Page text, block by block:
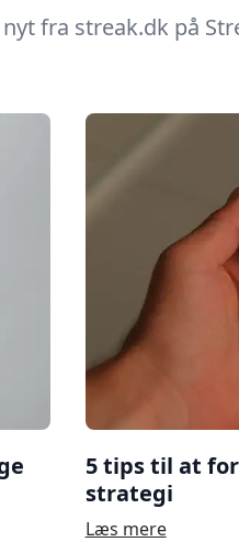
fra streak.dk på
5 tips til at
strategi
Læs mere